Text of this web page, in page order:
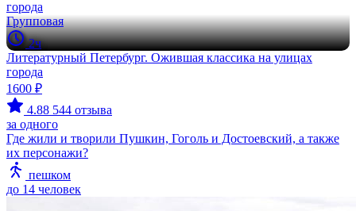
Групповая
2ч
Литературный Петербург. Ожившая классика на улицах
города
1600 ₽
4.88 544 отзыва
за одного
Где жили и творили Пушкин, Гоголь и Достоевский, а также
их персонажи?
пешком
до 14 человек